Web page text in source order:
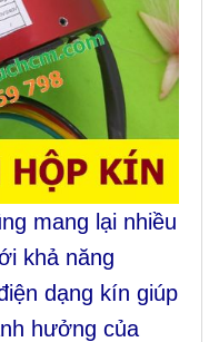
mang lại nhiều
khả năng
dạng kín giúp
hưởng của